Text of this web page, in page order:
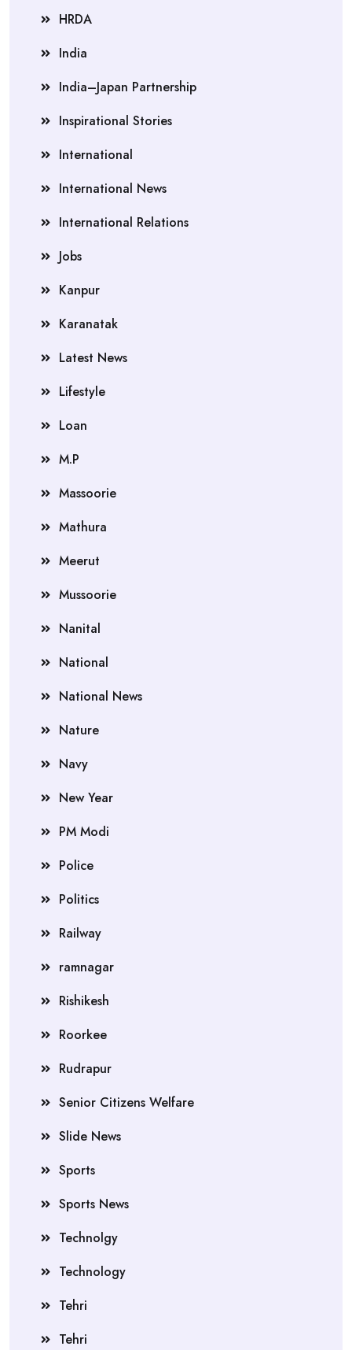
HRDA
India
India–Japan Partnership
Inspirational Stories
International
International News
International Relations
Jobs
Kanpur
Karanatak
Latest News
Lifestyle
Loan
M.P
Massoorie
Mathura
Meerut
Mussoorie
Nanital
National
National News
Nature
Navy
New Year
PM Modi
Police
Politics
Railway
ramnagar
Rishikesh
Roorkee
Rudrapur
Senior Citizens Welfare
Slide News
Sports
Sports News
Technolgy
Technology
Tehri
Tehri